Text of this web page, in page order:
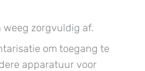
weeg zorgvuldig af.
om toegang te
apparatuur voor